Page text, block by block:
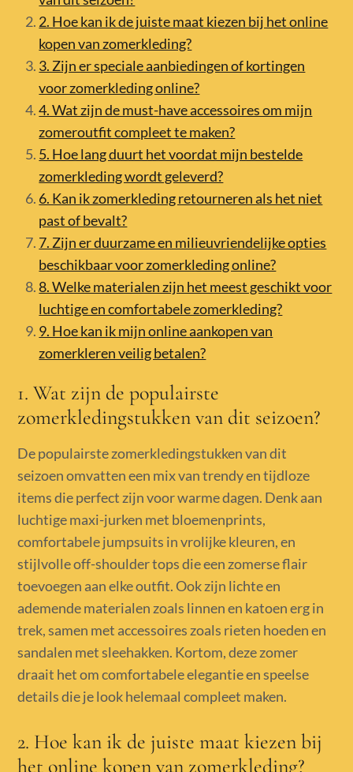
2. Hoe kan ik de juiste maat kiezen bij het online
kopen van zomerkleding?
3. Zijn er speciale aanbiedingen of kortingen
voor zomerkleding online?
4. Wat zijn de must-have accessoires om mijn
zomeroutfit compleet te maken?
5. Hoe lang duurt het voordat mijn bestelde
zomerkleding wordt geleverd?
6. Kan ik zomerkleding retourneren als het niet
past of bevalt?
7. Zijn er duurzame en milieuvriendelijke opties
beschikbaar voor zomerkleding online?
8. Welke materialen zijn het meest geschikt voor
luchtige en comfortabele zomerkleding?
9. Hoe kan ik mijn online aankopen van
zomerkleren veilig betalen?
1. Wat zijn de populairste
zomerkledingstukken van dit seizoen?
De populairste zomerkledingstukken van dit
seizoen omvatten een mix van trendy en tijdloze
items die perfect zijn voor warme dagen. Denk aan
luchtige maxi-jurken met bloemenprints,
comfortabele jumpsuits in vrolijke kleuren, en
stijlvolle off-shoulder tops die een zomerse flair
toevoegen aan elke outfit. Ook zijn lichte en
ademende materialen zoals linnen en katoen erg in
trek, samen met accessoires zoals rieten hoeden en
sandalen met sleehakken. Kortom, deze zomer
draait het om comfortabele elegantie en speelse
details die je look helemaal compleet maken.
2. Hoe kan ik de juiste maat kiezen bij
het online kopen van zomerkleding?